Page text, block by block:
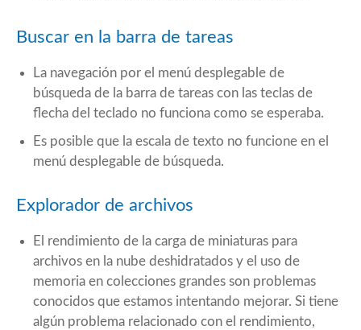
Buscar en la barra de tareas
La navegación por el menú desplegable de
búsqueda de la barra de tareas con las teclas de
flecha del teclado no funciona como se esperaba.
Es posible que la escala de texto no funcione en el
menú desplegable de búsqueda.
Explorador de archivos
El rendimiento de la carga de miniaturas para
archivos en la nube deshidratados y el uso de
memoria en colecciones grandes son problemas
conocidos que estamos intentando mejorar. Si tiene
algún problema relacionado con el rendimiento,